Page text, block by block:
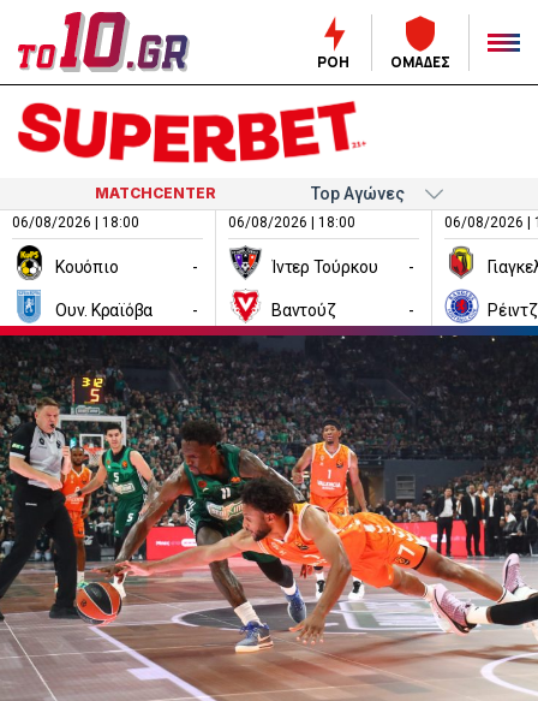
ΡΟΗ ΟΜΑΔΕΣ
MATCHCENTER
06/08/2026 | 18:00
Κουόπιο -
Ουν. Κραϊόβα -
06/08/2026 | 18:00
Ίντερ Τούρκου -
Βαντούζ -
06/08/2026 |